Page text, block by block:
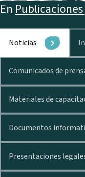
En
Noticias
Comunicados de
Materiales de
Documentos
Presentaciones